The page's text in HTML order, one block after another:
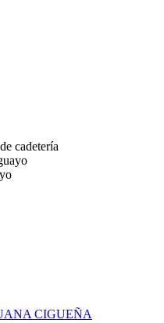
cadetería